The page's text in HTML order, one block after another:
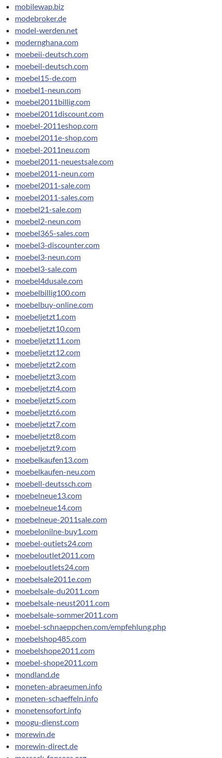
mobilewap.biz
modebroker.de
model-werden.net
modernghana.com
moebeii-deutsch.com
moebeil-deutsch.com
moebel15-de.com
moebel1-neun.com
moebel2011billig.com
moebel2011discount.com
moebel-2011eshop.com
moebel2011e-shop.com
moebel-2011neu.com
moebel2011-neuestsale.com
moebel2011-neun.com
moebel2011-sale.com
moebel2011-sales.com
moebel21-sale.com
moebel2-neun.com
moebel365-sales.com
moebel3-discounter.com
moebel3-neun.com
moebel3-sale.com
moebel4dusale.com
moebelbillig100.com
moebelbuy-online.com
moebeljetzt1.com
moebeljetzt10.com
moebeljetzt11.com
moebeljetzt12.com
moebeljetzt2.com
moebeljetzt3.com
moebeljetzt4.com
moebeljetzt5.com
moebeljetzt6.com
moebeljetzt7.com
moebeljetzt8.com
moebeljetzt9.com
moebelkaufen13.com
moebelkaufen-neu.com
moebell-deutssch.com
moebelneue13.com
moebelneue14.com
moebelneue-2011sale.com
moebelonilne-buy1.com
moebel-outiets24.com
moebeloutlet2011.com
moebeloutlets24.com
moebelsale2011e.com
moebelsale-du2011.com
moebelsale-neust2011.com
moebelsale-sommer2011.com
moebel-schnaeppchen.com/empfehlung.php
moebelshop485.com
moebelshope2011.com
moebel-shope2011.com
mondland.de
moneten-abraeumen.info
moneten-schaeffeln.info
monetensofort.info
moogu-dienst.com
morewin.de
morewin-direct.de